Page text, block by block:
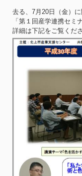
去る、7月20日（金）に
「第１回産学連携セミ
詳細は下記をご覧くださ